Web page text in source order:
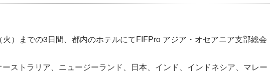
）までの3日間、都内のホテルにてFIFPro アジア・オセアニア支部総会
ストラリア、ニュージーランド、日本、インド、インドネシア、マレー